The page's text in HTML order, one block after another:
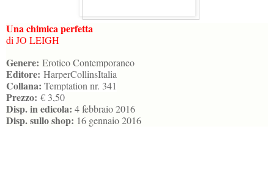
Una chimica perfetta
di JO LEIGH
Genere: Erotico Contemporaneo
Editore: HarperCollinsItalia
Collana: Temptation nr. 341
Prezzo: € 3,50
Disp. in edicola: 4 febbraio 2016
Disp. sullo shop: 16 gennaio 2016